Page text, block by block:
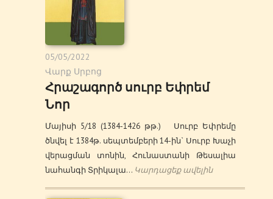
05/05/2022
Վարք Սրբոց
Հրաշագործ սուրբ Եփրեմ
Նոր
Մայիսի 5/18 (1384-1426 թթ.) Սուրբ Եփրեմը
ծնվել է 1384թ. սեպտեմբերի 14-ին` Սուրբ Խաչի
վերացման տոնին, Հունաստանի Թեսալիա
նահանգի Տրիկալա… Կարդացեք ավելին